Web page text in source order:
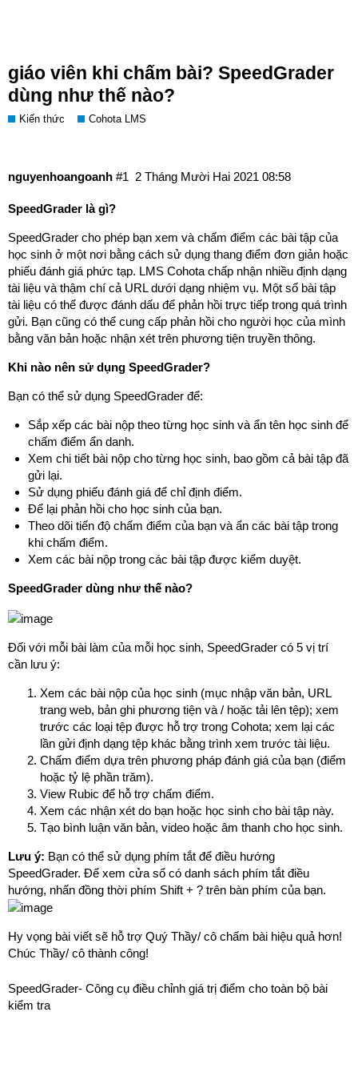
giáo viên khi chấm bài? SpeedGrader
dùng như thế nào?
Kiến thức Cohota LMS
nguyenhoangoanh 2 Tháng Mười Hai 2021 08:58
#1
SpeedGrader là gì?
SpeedGrader cho phép bạn xem và chấm điểm các bài tập của
học sinh ở một nơi bằng cách sử dụng thang điểm đơn giản hoặc
phiếu đánh giá phức tạp. LMS Cohota chấp nhận nhiều định dạng
tài liệu và thậm chí cả URL dưới dạng nhiệm vụ. Một số bài tập
tài liệu có thể được đánh dấu để phản hồi trực tiếp trong quá trình
gửi. Bạn cũng có thể cung cấp phản hồi cho người học của mình
bằng văn bản hoặc nhận xét trên phương tiện truyền thông.
Khi nào nên sử dụng SpeedGrader?
Bạn có thể sử dụng SpeedGrader để:
Sắp xếp các bài nộp theo từng học sinh và ẩn tên học sinh để
chấm điểm ẩn danh.
Xem chi tiết bài nộp cho từng học sinh, bao gồm cả bài tập đã
gửi lại.
Sử dụng phiếu đánh giá để chỉ định điểm.
Để lại phản hồi cho học sinh của bạn.
Theo dõi tiến độ chấm điểm của bạn và ẩn các bài tập trong
khi chấm điểm.
Xem các bài nộp trong các bài tập được kiểm duyệt.
SpeedGrader dùng như thế nào?
Đối với mỗi bài làm của mỗi học sinh, SpeedGrader có 5 vị trí
cần lưu ý:
Xem các bài nộp của học sinh (mục nhập văn bản, URL
trang web, bản ghi phương tiện và / hoặc tải lên tệp); xem
trước các loại tệp được hỗ trợ trong Cohota; xem lại các
lần gửi định dạng tệp khác bằng trình xem trước tài liệu.
Chấm điểm dựa trên phương pháp đánh giá của bạn (điểm
hoặc tỷ lệ phần trăm).
View Rubic để hỗ trợ chấm điểm.
Xem các nhận xét do bạn hoặc học sinh cho bài tập này.
Tạo bình luận văn bản, video hoặc âm thanh cho học sinh.
Lưu ý: Bạn có thể sử dụng phím tắt để điều hướng
SpeedGrader. Để xem cửa sổ có danh sách phím tắt điều
hướng, nhấn đồng thời phím Shift + ? trên bàn phím của bạn.
Hy vọng bài viết sẽ hỗ trợ Quý Thầy/ cô chấm bài hiệu quả hơn!
Chúc Thầy/ cô thành công!
SpeedGrader- Công cụ điều chỉnh giá trị điểm cho toàn bộ bài
kiểm tra